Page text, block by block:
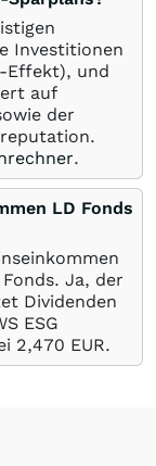
Investitionen
Effekt), und
auf
der
.
LD Fonds
Ja, der
Dividenden
ESG
2,470 EUR.